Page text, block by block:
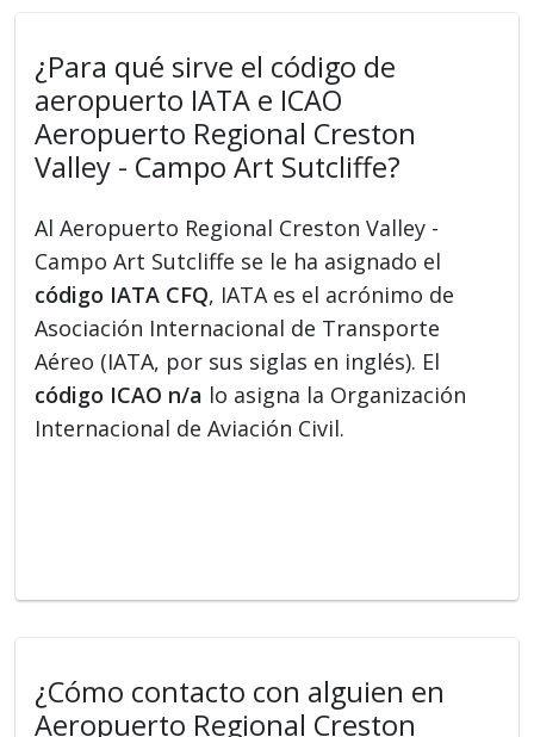
¿Para qué sirve el código de
aeropuerto IATA e ICAO
Aeropuerto Regional Creston
Valley - Campo Art Sutcliffe?
Al Aeropuerto Regional Creston Valley -
Campo Art Sutcliffe se le ha asignado el
código IATA CFQ, IATA es el acrónimo de
Asociación Internacional de Transporte
Aéreo (IATA, por sus siglas en inglés). El
código ICAO n/a lo asigna la Organización
Internacional de Aviación Civil.
¿Cómo contacto con alguien en
Aeropuerto Regional Creston